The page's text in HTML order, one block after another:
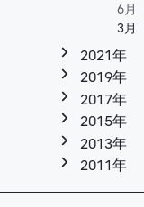
6月
3月
2021年
2019年
2017年
2015年
2013年
2011年